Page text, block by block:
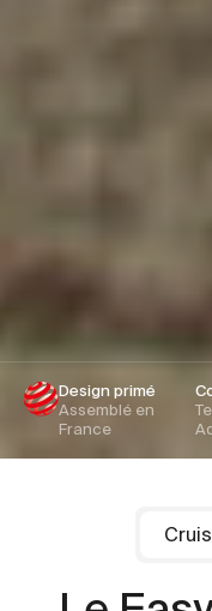
Design primé
Assemblé en
France